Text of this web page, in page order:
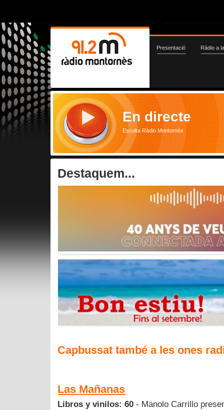
Presentació Ràdio a
En directe
Escolta Ràdio Montornès
Destaquem...
Capbussat també a les ones
Las Mañanas
Libros y vinilos: 60 - Manolo Carrillo